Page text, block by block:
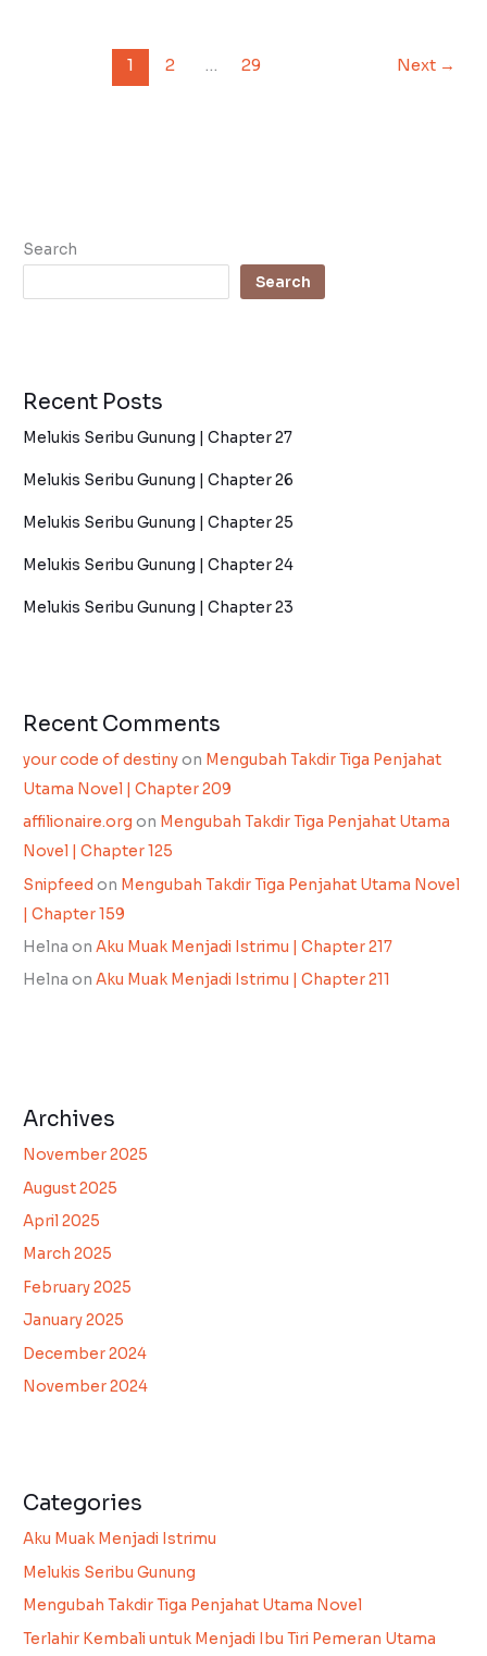
1 2 … 29 Next →
Search
Search
Recent Posts
Melukis Seribu Gunung | Chapter 27
Melukis Seribu Gunung | Chapter 26
Melukis Seribu Gunung | Chapter 25
Melukis Seribu Gunung | Chapter 24
Melukis Seribu Gunung | Chapter 23
Recent Comments
your code of destinyon Mengubah Takdir Tiga Penjahat
Utama Novel | Chapter 209
affilionaire.org on Mengubah Takdir Tiga Penjahat Utama
Novel | Chapter 125
Snipfeed on Mengubah Takdir Tiga Penjahat Utama Novel
| Chapter 159
Helna onAku Muak Menjadi Istrimu | Chapter 217
Helna onAku Muak Menjadi Istrimu | Chapter 211
Archives
November 2025
August 2025
April 2025
March 2025
February 2025
January 2025
December 2024
November 2024
Categories
Aku Muak Menjadi Istrimu
Melukis Seribu Gunung
Mengubah Takdir Tiga Penjahat Utama Novel
Terlahir Kembali untuk Menjadi Ibu Tiri Pemeran Utama